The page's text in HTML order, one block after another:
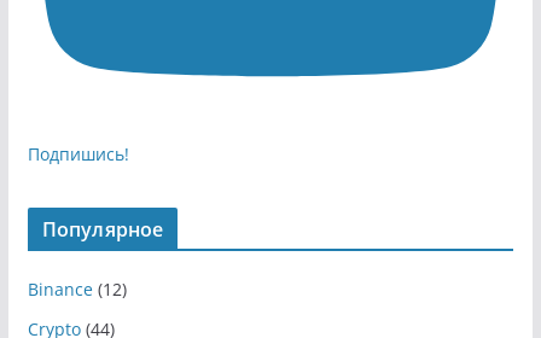
Подпишись!
Популярное
Binance(12)
Crypto(44)